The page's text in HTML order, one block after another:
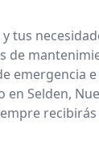
tus
de
emergencia
Selden,